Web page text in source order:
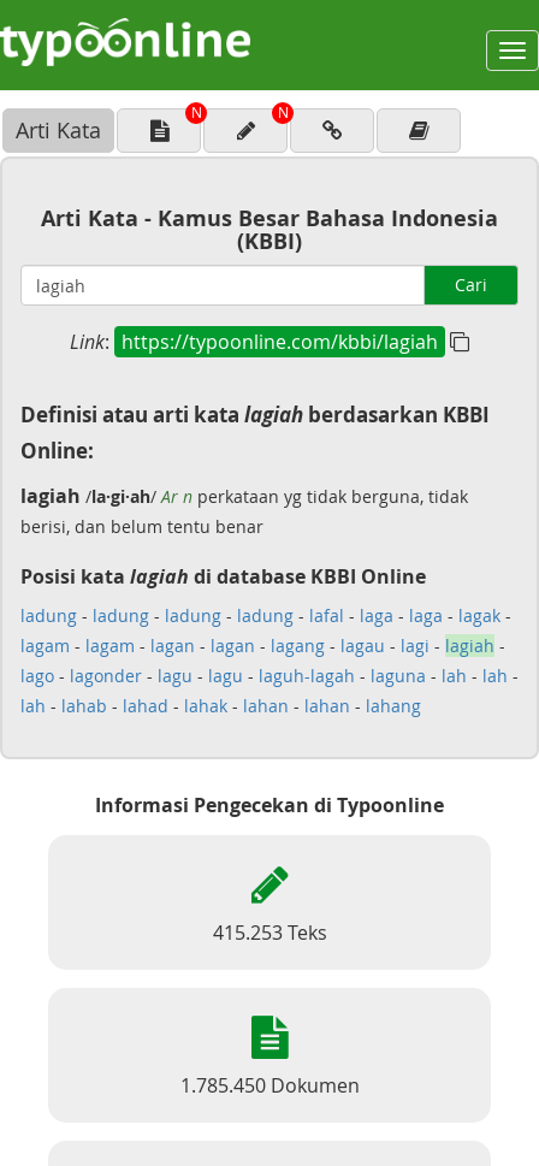
Arti Kata
N N
Arti Kata - Kamus Besar Bahasa Indonesia
(KBBI)
Cari
Link: https://typoonline.com/kbbi/lagiah
Definisi atau arti kata lagiah berdasarkan KBBI
Online:
lagiah /la·gi·ah/Ar n perkataan yg tidak berguna, tidak
berisi, dan belum tentu benar
Posisi kata lagiah di database KBBI Online
ladung - ladung - ladung - ladung - lafal - laga - laga - lagak -
lagam - lagam - lagan - lagan - lagang - lagau - lagi - lagiah -
lago - lagonder - lagu - lagu - laguh-lagah - laguna - lah - lah -
lah - lahab - lahad - lahak - lahan - lahan - lahang
Informasi Pengecekan di Typoonline
415.253 Teks
1.785.450 Dokumen